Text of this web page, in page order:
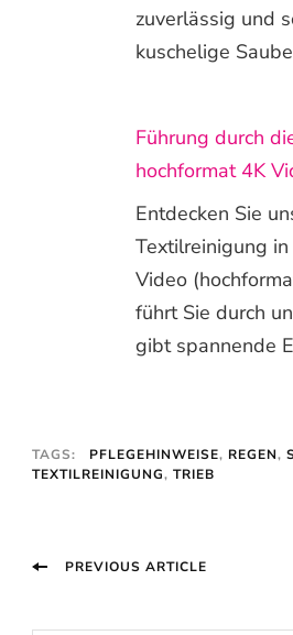
zuverlässig und
kuschelige
Führung durch
hochformat 4K
Entdecken Sie
Textilreinigung
Video
führt Sie durch
gibt spannende
TAGS: PFLEGEHINWEISE, REGEN,
TEXTILREINIGUNG, TRIEB
PostPREVIOUS ARTICLE